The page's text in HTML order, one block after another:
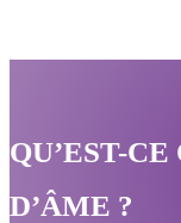
QU’EST-
D’ÂME ?